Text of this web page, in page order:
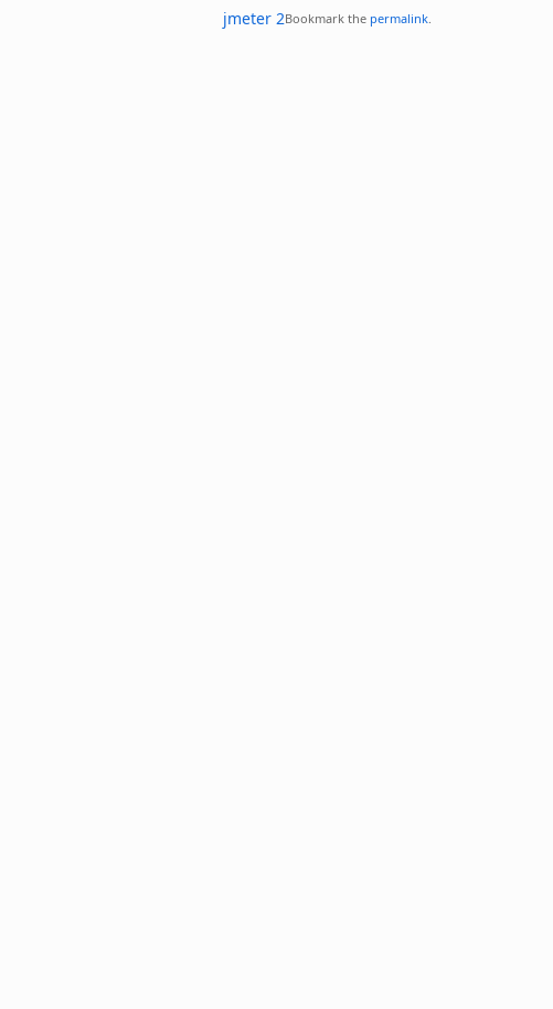
jmeter 2Bookmark the permalink